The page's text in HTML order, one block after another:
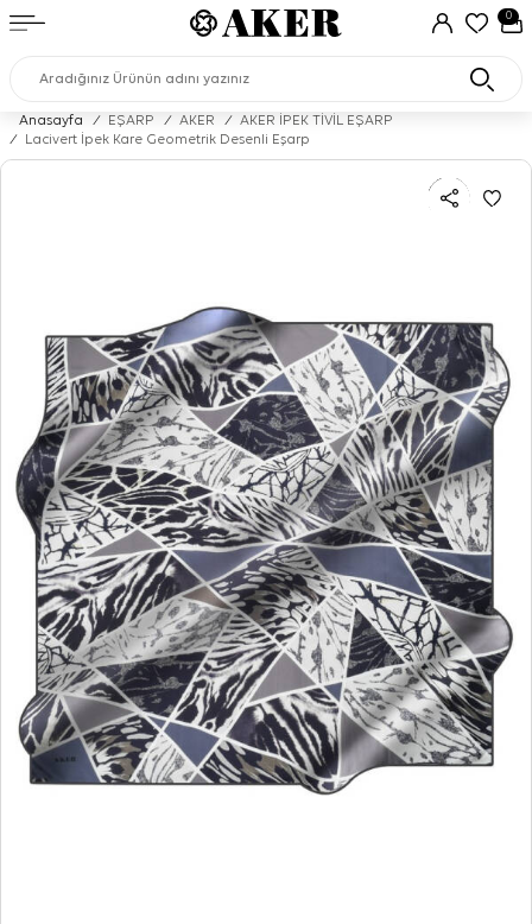
0
Anasayfa / EŞARP / AKER /
AKER İPEK TİVİL EŞARP
/
Lacivert İpek Kare Geometrik Desenli Eşarp